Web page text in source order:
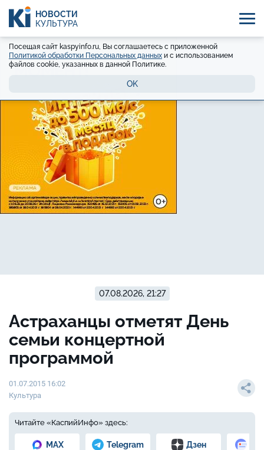
НОВОСТИ
КУЛЬТУРА
Посещая сайт kaspyinfo.ru, Вы соглашаетесь с приложенной
Политикой обработки Персональных данных и с использованием
файлов cookie, указанных в данной Политике.
OK
07.08.2026, 21:27
Астраханцы отметят День
семьи концертной
программой
01.07.2015 16:02
Культура
Читайте «КаспийИнфо» здесь:
MAX Telegram Дзен